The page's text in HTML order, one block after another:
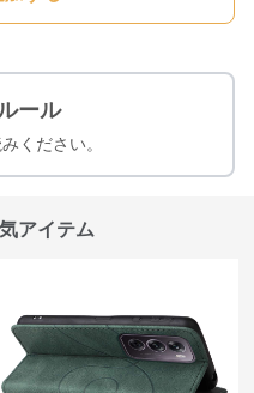
ール
ください。
アイテム